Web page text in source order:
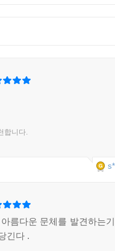
합니다.
름다운 문체를 발견하는
긴다 .